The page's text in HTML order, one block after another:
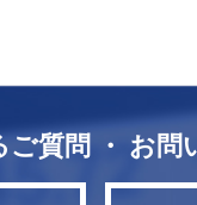
質問 ・ お問